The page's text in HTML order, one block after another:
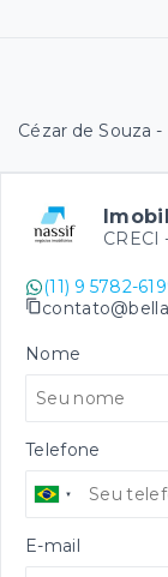
Cézar de Souza
CRECI
(11) 9 5782-
Nome
Telefone
E-mail